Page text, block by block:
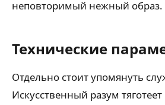
неповторимый нежный образ.
Технические
Отдельно стоит упомянуть
Искусственный разум